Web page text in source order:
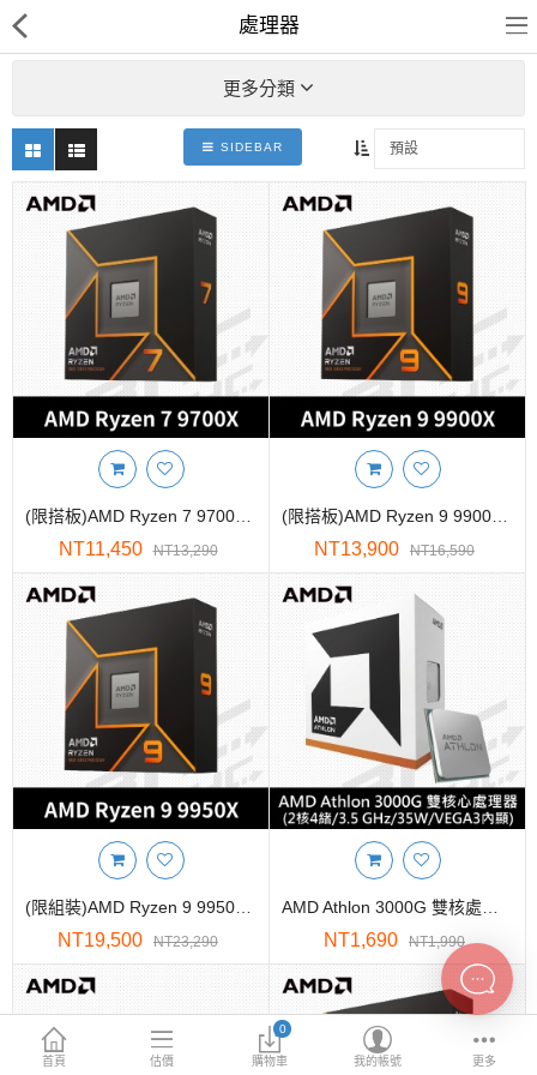
客訂商品
筆電
超值DIY主機
迷你PC專區
華碩品牌桌上型組裝機
處理器
記憶體
INTEL主機板
AMD主機板
2.5 SSD
M.2 SSD
內接式硬碟
外接隨身碟
More Categories
首頁 估價
0
購物車 我的帳號 更多
處理器
更多分類
SIDEBAR
NT11,450 NT13,290 NT13,900 NT16,590
NT19,500 NT23,290 NT1,690 NT1,990